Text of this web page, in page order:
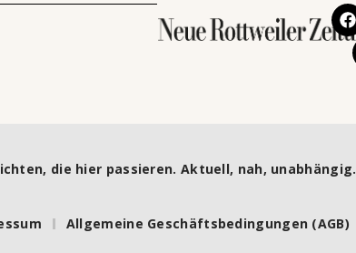
die hier passieren. Aktuell, nah, unabhängig.
Allgemeine Geschäftsbedingungen (AGB)